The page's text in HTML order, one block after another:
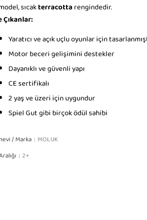
sıcakterracottarengindedir.
Çıkanlar:
Yaratıcı ve açık uçlu oyunlar için
Motor beceri gelişimini destekler
Dayanıklı ve güvenli yapı
CE sertifikalı
2 yaş ve üzeri için uygundur
Spiel Gut gibi birçok ödül sahibi
/ Marka MOLUK
2+